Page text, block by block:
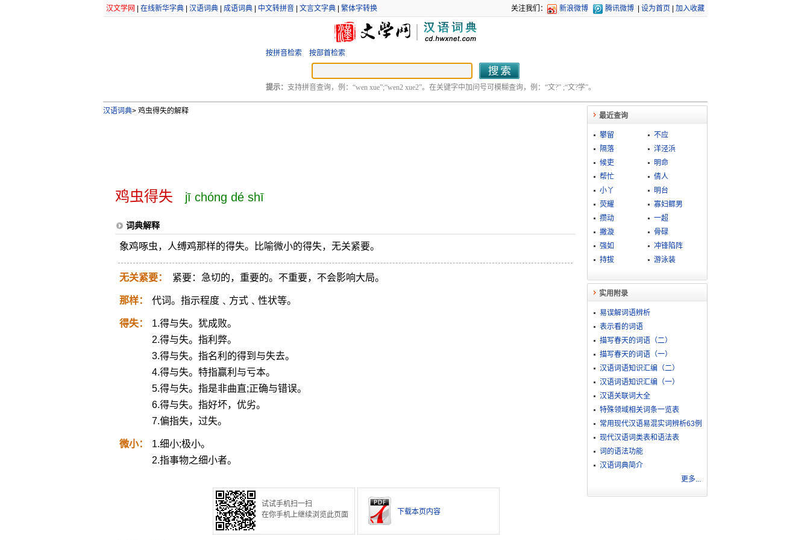
汉文学网 在线新华字典| 汉语词典| 成语词典| 中文转拼音| 文言文字典| 繁体字转换 关注我们： 新浪微博 腾讯微博 设为首页 加入收藏
按拼音检索 按部首检索
提示： 支持拼音查询，例：“wen xue”;“wen2 xue2”。在关键字中加问号可模糊查询，例：“文?” ;“文?学”。
汉语词典>鸡虫得失的解释
鸡虫得失 jī chóng dé shī
词典解释
象鸡啄虫，人缚鸡那样的得失。比喻微小的得失，无关紧要。
无关紧要： 紧要：急切的，重要的。不重要，不会影响大局。
那样： 代词。指示程度﹑方式﹑性状等。
得失：
1.得与失。犹成败。
2.得与失。指利弊。
3.得与失。指名利的得到与失去。
4.得与失。特指赢利与亏本。
5.得与失。指是非曲直;正确与错误。
6.得与失。指好坏，优劣。
7.偏指失，过失。
微小：
1.细小;极小。
2.指事物之细小者。
试试手机扫一扫
在你手机上继续浏览此页面
下载本页内容
最近查询
攀留
不应
隔落
洋泾浜
候吏
明命
帮忙
倩人
小丫
明台
荧耀
寡妇鳏男
攒动
一超
撇漩
骨碌
强如
冲锋陷阵
持拔
游泳装
实用附录
易误解词语辨析
表示看的词语
描写春天的词语（二）
描写春天的词语（一）
汉语词语知识汇编（二）
汉语词语知识汇编（一）
汉语关联词大全
特殊领域相关词条一览表
常用现代汉语易混实词辨析63例
现代汉语词类表和语法表
词的语法功能
汉语词典简介
更多...